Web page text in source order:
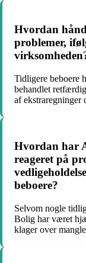
Hvordan
problemer,
Tidligere beboere
behandlet
af ekstraregninger
Hvordan har
reageret på
beboere?
Selvom nogle
Bolig har været
klager over